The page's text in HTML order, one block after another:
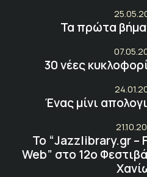
Τα πρώτα
30 νέες
Ένας μίνι
Το “Jazzlibrary.gr –
Web” στο 12ο